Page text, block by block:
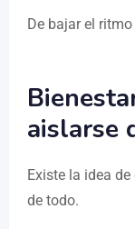
De bajar el
aislarse
Existe la idea
de todo.